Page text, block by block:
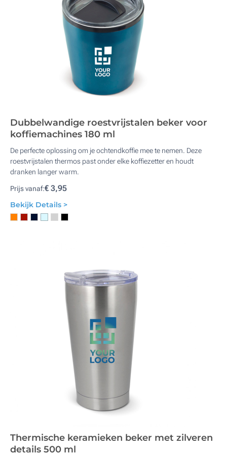
Dubbelwandige roestvrijstalen beker voor
koffiemachines 180 ml
De perfecte oplossing om je ochtendkoffie mee te nemen. Deze
roestvrijstalen thermos past onder elke koffiezetter en houdt
dranken langer warm.
Prijs vanaf:€ 3,95
Bekijk Details >
Thermische keramieken beker met zilveren
details 500 ml